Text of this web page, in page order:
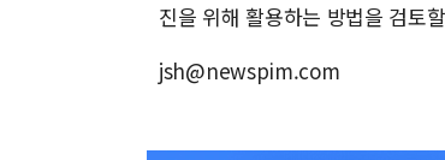
진을 위해 활용하는 방법을 검토
jsh@newspim.com